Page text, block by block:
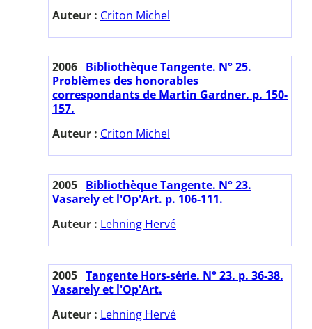
Auteur : Criton Michel
2006 Bibliothèque Tangente. N° 25.
Problèmes des honorables
correspondants de Martin Gardner. p. 150-
157.
Auteur : Criton Michel
2005 Bibliothèque Tangente. N° 23.
Vasarely et l'Op'Art. p. 106-111.
Auteur : Lehning Hervé
2005 Tangente Hors-série. N° 23. p. 36-38.
Vasarely et l'Op'Art.
Auteur : Lehning Hervé